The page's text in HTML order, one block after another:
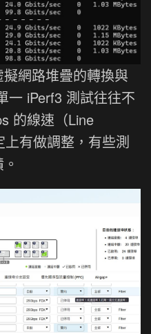
網路堆疊的轉換與
一 iPerf3 測試往往不
的線速（Line
有做調整，有些測